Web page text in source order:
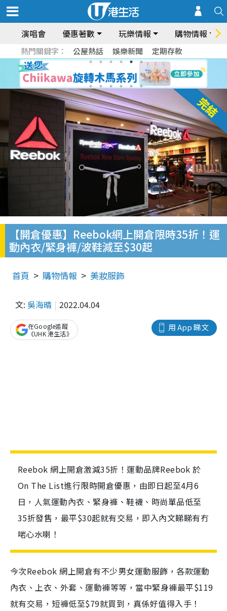
演唱會 優惠著數 玩樂情報 購物情報
熱門關鍵字： 公屋熱話 娛樂新聞 定期存款
【開倉優惠】Reebok網上開倉限時35折！運
動內衣/緊身褲/波鞋減至$30起
首頁 購物情報 美妝服飾
文: 吳海晴 2022.04.04
用 App 睇文
在Google追蹤
《UHK 港生活》
Reebok 網上開倉激減35折！運動品牌Reebok 於
On The List進行限時開倉優惠，由即日起至4月6
日，人氣運動內衣、緊身褲、鞋襪、時尚單品低至
35折發售，最平$30起就有交易，即入內文睇睇有冇
啱心水喇！
今次Reebok 網上開倉有不少男女運動服飾，各款運動
內衣、上衣、外套、運動褲等等，當中緊身褲最平$119
就有交易，短褲低至$79就買到，真係好值得入手！